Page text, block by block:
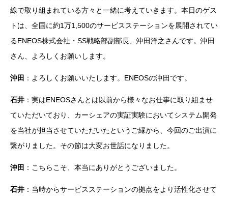
線で取り組まれている方々と一緒に考えていきます。本日のゲス
トは、全国に約1万1,500のサービスステーションを展開されてい
るENEOS株式会社・SS戦略部副部長、沖田洋之さんです。沖田
さん、よろしくお願いします。
沖田 ：よろしくお願いいたします。ENEOSの沖田です。
石井 ：実はENEOSさんとは以前から様々なお仕事に取り組ませ
ていただいており、カーシェアの実証実験においてシステム開発
を当社が担当させていただいたというご縁から、今回のご出演に
繋がりました。その節は大変お世話になりました。
沖田 ：こちらこそ、本当にありがとうございました。
石井 ：当時からサービスステーションの拠点をより活性化させて